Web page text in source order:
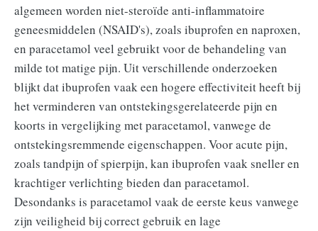
algemeen worden niet-steroïde anti-inflammatoire
geneesmiddelen (NSAID's), zoals ibuprofen en naproxen,
en paracetamol veel gebruikt voor de behandeling van
milde tot matige pijn. Uit verschillende onderzoeken
blijkt dat ibuprofen vaak een hogere effectiviteit heeft bij
het verminderen van ontstekingsgerelateerde pijn en
koorts in vergelijking met paracetamol, vanwege de
ontstekingsremmende eigenschappen. Voor acute pijn,
zoals tandpijn of spierpijn, kan ibuprofen vaak sneller en
krachtiger verlichting bieden dan paracetamol.
Desondanks is paracetamol vaak de eerste keus vanwege
zijn veiligheid bij correct gebruik en lage